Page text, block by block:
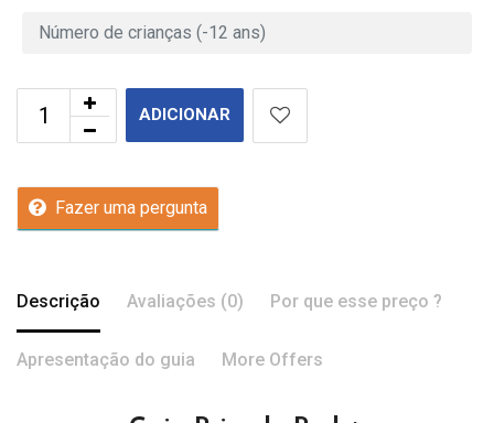
ADICIONAR
Fazer uma pergunta
Descrição Avaliações (0) Por que esse preço ?
Apresentação do guia More Offers